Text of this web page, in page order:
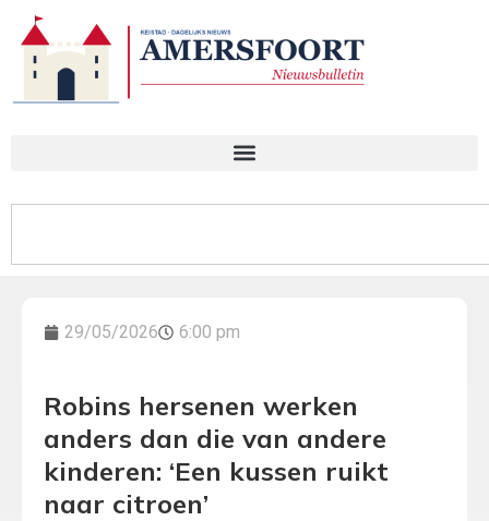
29/05/2026 6:00 pm
Robins hersenen werken
anders dan die van andere
kinderen: ‘Een kussen ruikt
naar citroen’